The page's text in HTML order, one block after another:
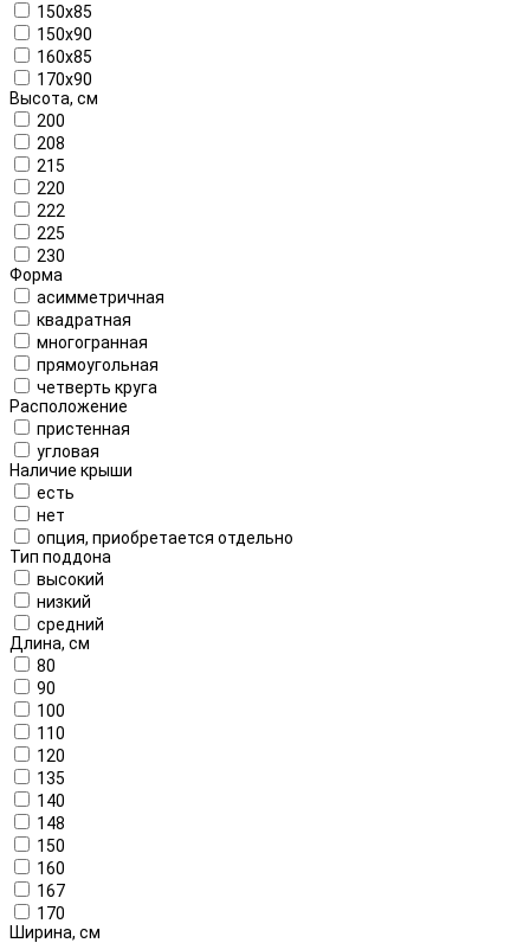
150x85
150x90
160х85
170x90
Высота, см
200
208
215
220
222
225
230
Форма
асимметричная
квадратная
многогранная
прямоугольная
четверть круга
Расположение
пристенная
угловая
Наличие крыши
есть
нет
опция, приобретается отдельно
Тип поддона
высокий
низкий
средний
Длина, см
80
90
100
110
120
135
140
148
150
160
167
170
Ширина, см